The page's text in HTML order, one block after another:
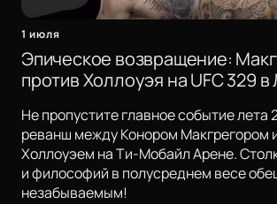
1 июля
Эпическое возвращение:
против Холлоуэя на UFC 329
Не пропустите главное событие лета
реванш между Конором Макгрегором
Холлоуэем на Ти-Мобайл Арене.
и философий в полусреднем весе
незабываемым!